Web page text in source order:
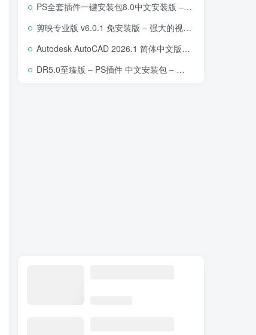
PS全套插件一键安装包8.0中文安装版 – 支持2018-2025 – 提升设计效率
剪映专业版 v6.0.1 免安装版 – 强大的视频编辑工具
Autodesk AutoCAD 2026.1 简体中文版 – 专业计算机辅助设计软件
DR5.0至臻版 – PS插件 中文安装包 – 专业级人像修图工具